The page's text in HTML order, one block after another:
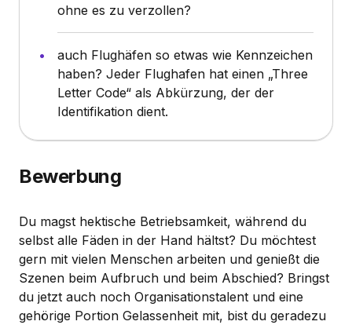
ohne es zu verzollen?
auch Flughäfen so etwas wie Kennzeichen
haben? Jeder Flughafen hat einen „Three
Letter Code“ als Abkürzung, der der
Identifikation dient.
Bewerbung
Du magst hektische Betriebsamkeit, während du
selbst alle Fäden in der Hand hältst? Du möchtest
gern mit vielen Menschen arbeiten und genießt die
Szenen beim Aufbruch und beim Abschied? Bringst
du jetzt auch noch Organisationstalent und eine
gehörige Portion Gelassenheit mit, bist du geradezu